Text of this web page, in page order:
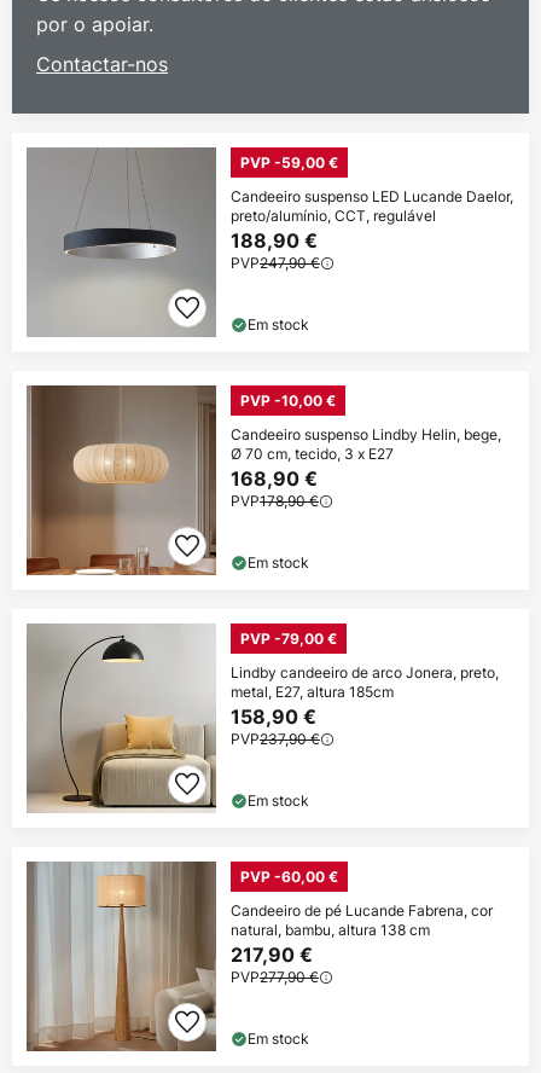
por o apoiar.
Contactar-nos
PVP -59,00 €
Candeeiro suspenso LED Lucande Daelor,
preto/alumínio, CCT, regulável
188,90 €
PVP247,90 €
Em stock
PVP -10,00 €
Candeeiro suspenso Lindby Helin, bege,
Ø 70 cm, tecido, 3 x E27
168,90 €
PVP178,90 €
Em stock
PVP -79,00 €
Lindby candeeiro de arco Jonera, preto,
metal, E27, altura 185cm
158,90 €
PVP237,90 €
Em stock
PVP -60,00 €
Candeeiro de pé Lucande Fabrena, cor
natural, bambu, altura 138 cm
217,90 €
PVP277,90 €
Em stock